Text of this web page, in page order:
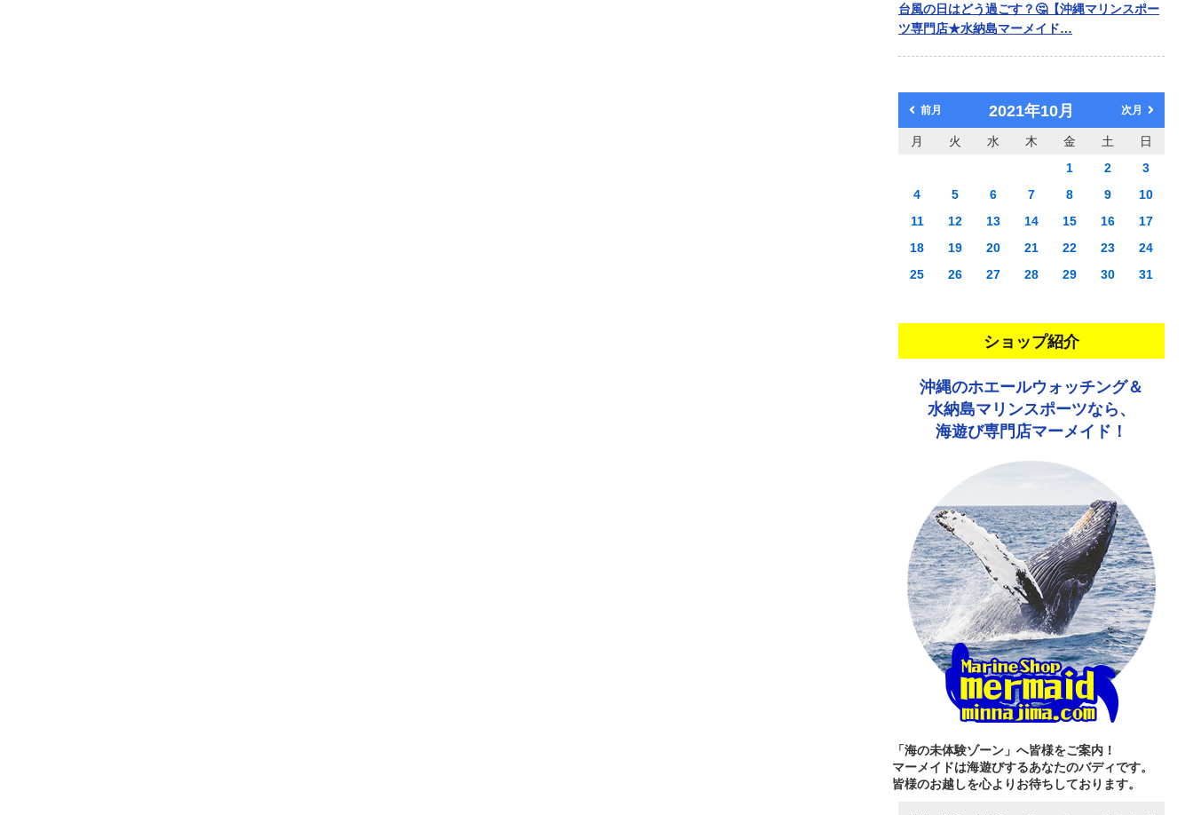
台風の日はどう過ごす？🤔【沖縄マリンスポー
ツ専門店★水納島マーメイド…
前月 2021年10月 次月
月 火 水 木 金 土
日
1
2
3
4
5 6 7 8 9
10
11
12 13 14 15 16
17
18
19 20 21 22 23
24
25
26 27 28 29 30 31
ショップ紹介
沖縄のホエールウォッチング＆
水納島マリンスポーツなら、
海遊び専門店マーメイド！
「海の未体験ゾーン」へ皆様をご案内！
マーメイドは海遊びするあなたのバディです。
皆様のお越しを心よりお待ちしております。